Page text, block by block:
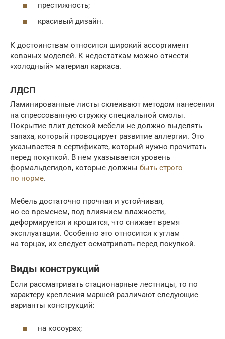
престижность;
красивый дизайн.
К достоинствам относится широкий ассортимент
кованых моделей. К недостаткам можно отнести
«холодный» материал каркаса.
ЛДСП
Ламинированные листы склеивают методом нанесения
на спрессованную стружку специальной смолы.
Покрытие плит детской мебели не должно выделять
запаха, который провоцирует развитие аллергии. Это
указывается в сертификате, который нужно прочитать
перед покупкой. В нем указывается уровень
формальдегидов, которые должны быть строго
по норме.
Мебель достаточно прочная и устойчивая,
но со временем, под влиянием влажности,
деформируется и крошится, что снижает время
эксплуатации. Особенно это относится к углам
на торцах, их следует осматривать перед покупкой.
Виды конструкций
Если рассматривать стационарные лестницы, то по
характеру крепления маршей различают следующие
варианты конструкций:
на косоурах;